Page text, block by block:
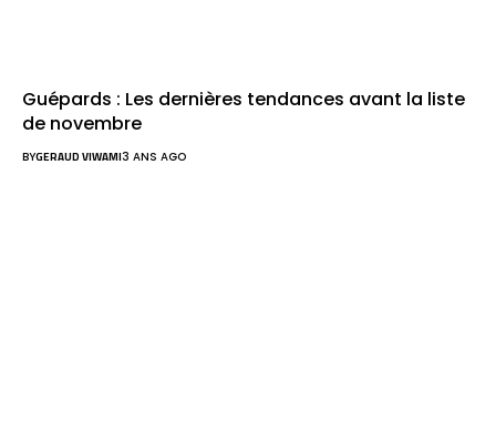
Guépards : Les dernières tendances avant la liste
de novembre
BYGERAUD VIWAMI3 ANS AGO